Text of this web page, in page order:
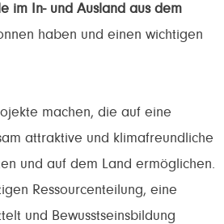
im In- und Ausland aus dem
haben und einen wichtigen
machen, die auf eine
attraktive und klimafreundliche
und auf dem Land ermöglichen.
Ressourcenteilung, eine
und Bewusstseinsbildung